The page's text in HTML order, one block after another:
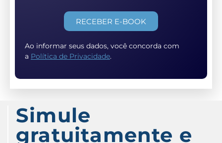
RECEBER E-BOOK
Ao informar seus dados, você concorda com
a Política de Privacidade.
Simule
gratuitamente e